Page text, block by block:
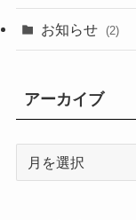
(6)
お知らせ (2)
アーカイブ